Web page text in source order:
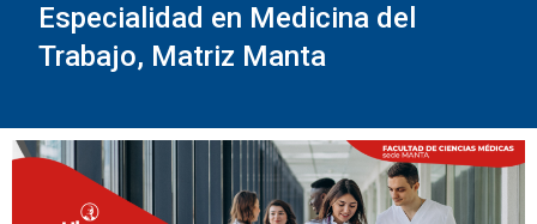
Especialidad en Medicina del
Trabajo, Matriz Manta